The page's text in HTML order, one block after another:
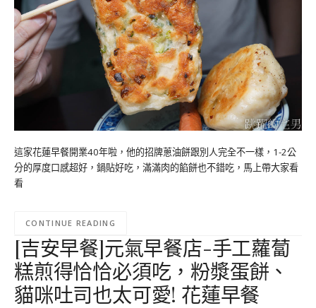
這家花蓮早餐開業40年啦，他的招牌蔥油餅跟別人完全不一樣，1-2公
分的厚度口感超好，鍋貼好吃，滿滿肉的餡餅也不錯吃，馬上帶大家看
看
CONTINUE READING
[吉安早餐]元氣早餐店-手工蘿蔔
糕煎得恰恰必須吃，粉漿蛋餅、
貓咪吐司也太可愛! 花蓮早餐